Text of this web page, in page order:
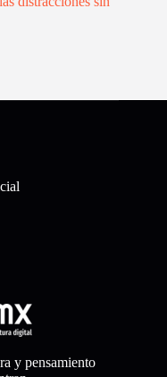
y pensamiento